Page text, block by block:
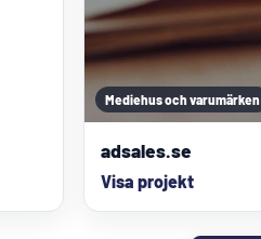
Mediehus och varumärken
adsales.se
Visa projekt